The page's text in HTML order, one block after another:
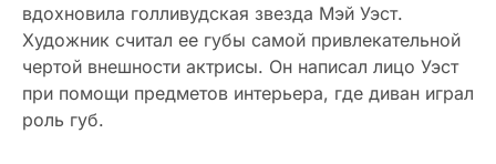
вдохновила голливудская звезда Мэй Уэст.
Художник считал ее губы самой привлекательной
чертой внешности актрисы. Он написал лицо Уэст
при помощи предметов интерьера, где диван играл
роль губ.